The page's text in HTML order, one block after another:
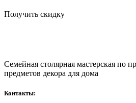
Получить скидку
Семейная столярная мастерская по
предметов декора для дома
Контакты: